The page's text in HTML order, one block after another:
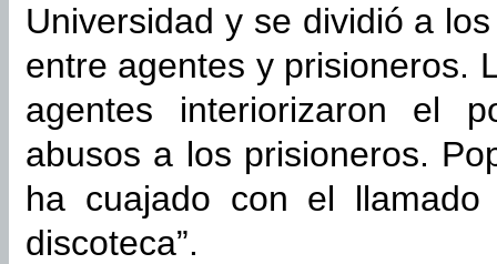
Universidad y se dividió a
entre agentes y prisioneros.
agentes interiorizaron el
abusos a los prisioneros.
ha cuajado con el
discoteca”.